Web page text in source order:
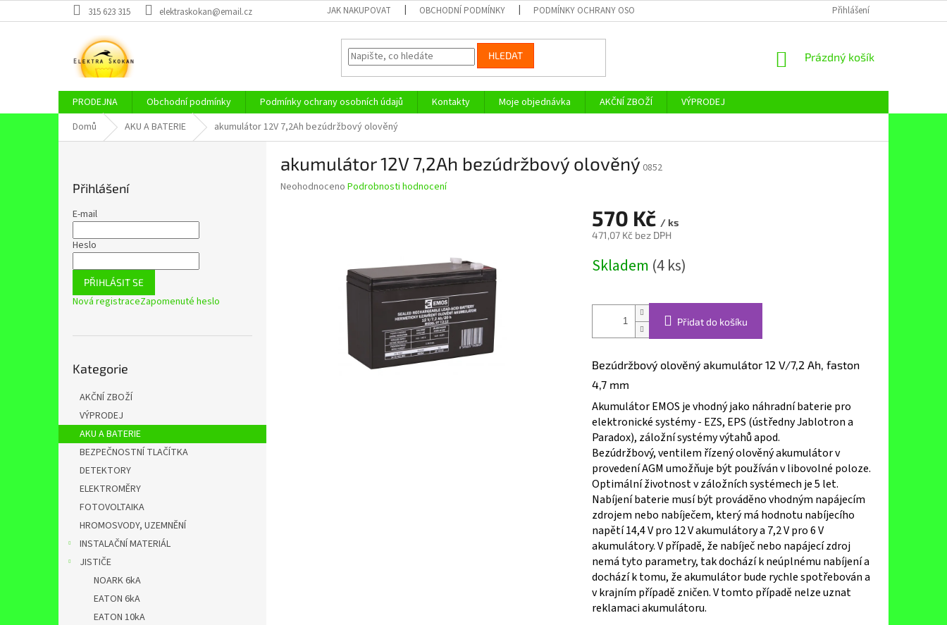
na
315 623 315 elektraskokan@email.cz JAK NAKUPOVAT OBCHODNÍ PODMÍNKY PODMÍNKY OCHRANY OSOBNÍCH ÚDAJŮ Přihlášení
HLEDAT
NÁKUPNÍ
Prázdný košík
PRODEJNA Obchodní podmínky Podmínky ochrany osobních údajů Kontakty Moje objednávka AKČNÍ ZBOŽÍ
VÝPRODEJ
Domů
AKU A BATERIE akumulátor 12V 7,2Ah bezúdržbový olověný
Přihlášení
E-mail
Heslo
PŘIHLÁSIT SE
Nová registraceZapomenuté heslo
kategorie
Kategorie
AKČNÍ ZBOŽÍ
VÝPRODEJ
AKU A BATERIE
BEZPEČNOSTNÍ TLAČÍTKA
DETEKTORY
ELEKTROMĚRY
FOTOVOLTAIKA
HROMOSVODY, UZEMNĚNÍ
INSTALAČNÍ MATERIÁL
JISTIČE
NOARK 6kA
EATON 6kA
EATON 10kA
akumulátor 12V 7,2Ah bezúdržbový olověný 0852
Průměrné
Neohodnoceno Podrobnosti hodnocení
570 Kč / ks
471,07 Kč bez DPH
cena:
Skladem (4 ks)
Přidat do košíku
Bezúdržbový olověný akumulátor 12 V/7,2 Ah, faston
4,7 mm
Akumulátor EMOS je vhodný jako náhradní baterie pro
elektronické systémy - EZS, EPS (ústředny Jablotron a
Paradox), záložní systémy výtahů apod.
Bezúdržbový, ventilem řízený olověný akumulátor v
provedení AGM umožňuje být používán v libovolné poloze.
Optimální životnost v záložních systémech je 5 let.
Nabíjení baterie musí být prováděno vhodným napájecím
zdrojem nebo nabíječem, který má hodnotu nabíjecího
napětí 14,4 V pro 12 V akumulátory a 7,2 V pro 6 V
akumulátory. V případě, že nabíječ nebo napájecí zdroj
nemá tyto parametry, tak dochází k neúplnému nabíjení a
dochází k tomu, že akumulátor bude rychle spotřebován a
v krajním případě zničen. V tomto případě nelze uznat
reklamaci akumulátoru.